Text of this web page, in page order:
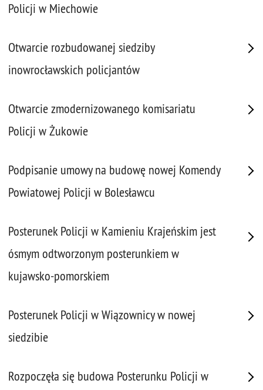
Policji w Miechowie
Otwarcie rozbudowanej siedziby
inowrocławskich policjantów
Otwarcie zmodernizowanego komisariatu
Policji w Żukowie
Podpisanie umowy na budowę nowej Komendy
Powiatowej Policji w Bolesławcu
Posterunek Policji w Kamieniu Krajeńskim jest
ósmym odtworzonym posterunkiem w
kujawsko-pomorskiem
Posterunek Policji w Wiązownicy w nowej
siedzibie
Rozpoczęła się budowa Posterunku Policji w